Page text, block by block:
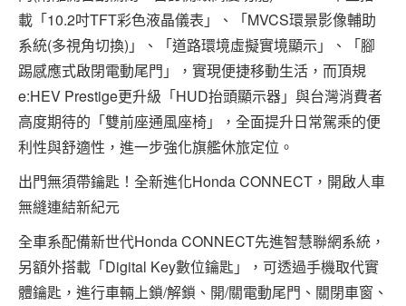
載「10.2吋TFT彩色液晶儀表」、「MVCS環景影像輔助
系統(多視角切換)」、「道路環境虛擬實境顯示」、「腳
踢感應式啟閉電動尾門」，實現便捷移動生活，而頂規
e:HEV Prestige更升級「HUD抬頭顯示器」與台灣消費者
高度期待的「雙前座通風座椅」，全面提升日常駕乘的便
利性與舒適性，進一步強化旗艦休旅定位。
出門無須帶鑰匙！全新進化Honda CONNECT，開啟人車
無縫連結新紀元
全車系配備新世代Honda CONNECT先進智慧聯網系統，
另額外搭載「Digital Key數位鑰匙」，可透過手機取代實
體鑰匙，進行車輛上鎖/解鎖、開/關電動尾門、關閉車窗、